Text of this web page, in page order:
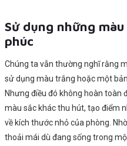
Sử dụng những
phúc
Chúng ta vẫn thường nghĩ rằng
sử dụng màu trắng hoặc một
Nhưng điều đó không hoàn toàn
màu sắc khác thu hút, tạo điểm
về kích thước nhỏ của phòng.
thoải mái dù đang sống trong